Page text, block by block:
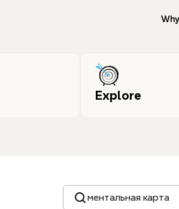
Explore
Search templates, tags…